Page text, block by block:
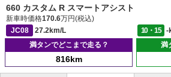
660 カスタム R スマートアシスト
新車時価格170.6万円(税込)
JC08
27.2km/L 10・15
-
満タンでどこまで走る？
816km
満